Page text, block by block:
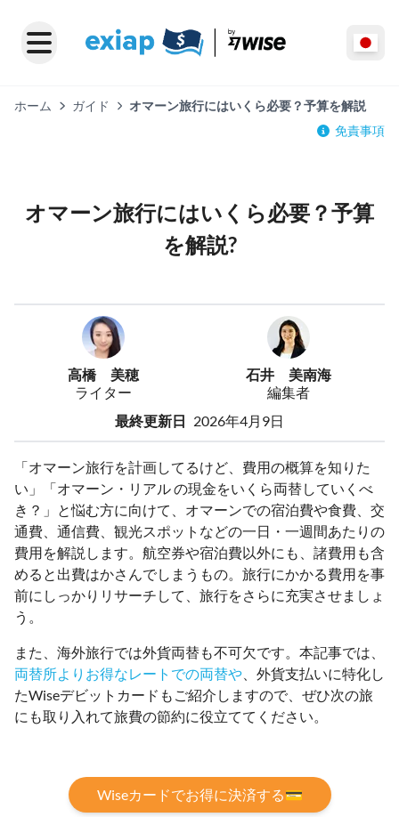
ホーム ガイド
オマーン旅行にはいくら必要？予算を解説
免責事項
オマーン旅行にはいくら必要？予算
を解説?
高橋 美穂
ライター
石井 美南海
編集者
最終更新日 2026年4月9日
「オマーン旅行を計画してるけど、費用の概算を知りた
い」「オマーン・リアル の現金をいくら両替していくべ
き？」と悩む方に向けて、オマーンでの宿泊費や食費、交
通費、通信費、観光スポットなどの一日・一週間あたりの
費用を解説します。航空券や宿泊費以外にも、諸費用も含
めると出費はかさんでしまうもの。旅行にかかる費用を事
前にしっかりリサーチして、旅行をさらに充実させましょ
う。
また、海外旅行では外貨両替も不可欠です。本記事では、
両替所よりお得なレートでの両替や 、外貨支払いに特化し
たWiseデビットカードもご紹介しますので、ぜひ次の旅
にも取り入れて旅費の節約に役立ててください。
Wiseカードでお得に決済する💳